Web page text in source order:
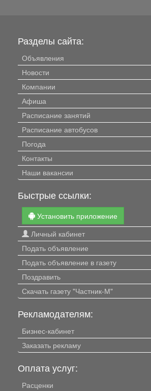
Разделы сайта:
Объявления
Новости
Компании
Афиша
Расписание занятий
Расписание автобусов
Погода
Контакты
Наши вакансии
Быстрые ссылки:
Установить приложение
Личный кабинет
Подать объявление
Подать объявление в газету
Поздравить
Скачать газету "Частник-М"
Рекламодателям:
Бизнес-кабинет
Заказать рекламу
Оплата услуг:
Расценки